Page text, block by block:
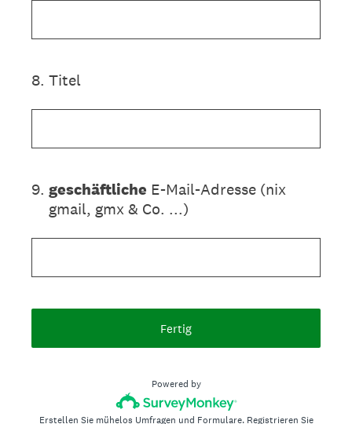
8. Titel
9. geschäftliche E-Mail-Adresse (nix
gmail, gmx & Co. ...)
Fertig
Powered by
Erstellen Sie mühelos Umfragen und Formulare. Registrieren Sie